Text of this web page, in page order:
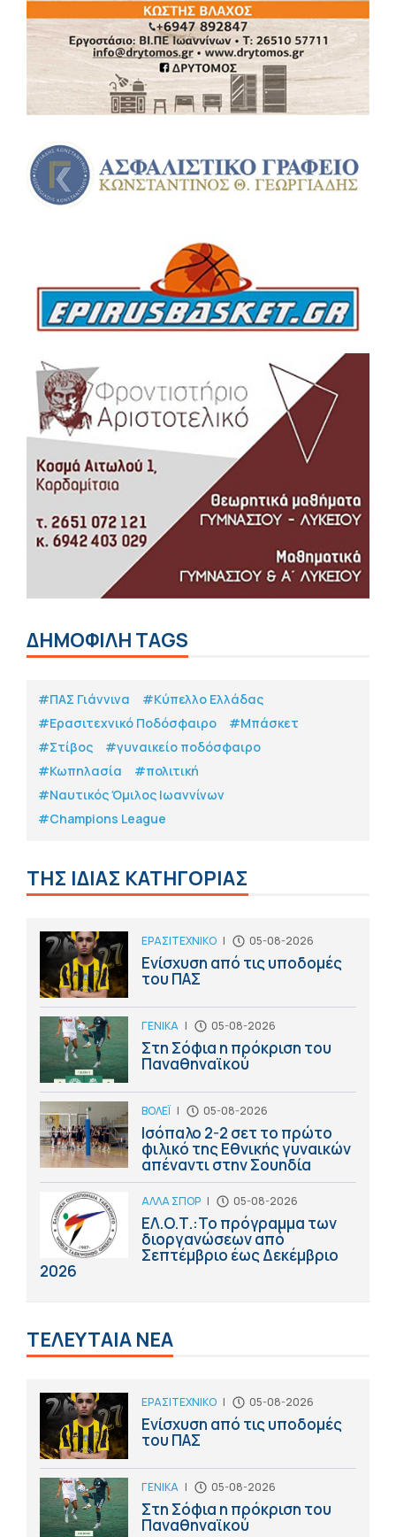
ΔΗΜΟΦΙΛΗ TAGS
#ΠΑΣ Γιάννινα
#Κύπελλο Ελλάδας
#Eρασιτεχνικό Ποδόσφαιρο
#Μπάσκετ
#Στίβος
#γυναικείο ποδόσφαιρο
#Κωπηλασία
#πολιτική
#Ναυτικός Όμιλος Ιωαννίνων
#Champions League
ΤΗΣ ΙΔΙΑΣ ΚΑΤΗΓΟΡΙΑΣ
ΕΡΑΣΙΤΕΧΝΙΚΟ | 05-08-2026
Ενίσχυση από τις υποδομές
του ΠΑΣ
ΓΕΝΙΚΑ | 05-08-2026
Στη Σόφια η πρόκριση του
Παναθηναϊκού
ΒΟΛΕΪ | 05-08-2026
Ισόπαλο 2-2 σετ το πρώτο
φιλικό της Εθνικής γυναικών
απέναντι στην Σουηδία
ΑΛΛΑ ΣΠΟΡ | 05-08-2026
ΕΛ.Ο.Τ.:Το πρόγραμμα των
διοργανώσεων από
Σεπτέμβριο έως Δεκέμβριο
2026
ΤΕΛΕΥΤΑΙΑ ΝΕΑ
ΕΡΑΣΙΤΕΧΝΙΚΟ | 05-08-2026
Ενίσχυση από τις υποδομές
του ΠΑΣ
ΓΕΝΙΚΑ | 05-08-2026
Στη Σόφια η πρόκριση του
Παναθηναϊκού